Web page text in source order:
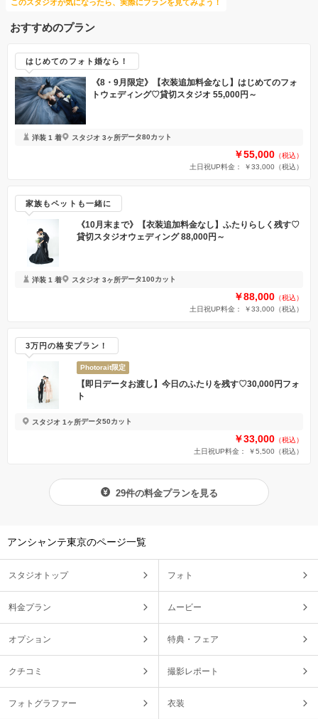
このスタジオが気になったら、実際にプランを見てみよう！
おすすめのプラン
はじめてのフォト婚なら！
《8・9月限定》【衣装追加料金なし】はじめてのフォ
トウェディング♡貸切スタジオ 55,000円～
洋装 1 着 スタジオ 3ヶ所データ80カット
￥55,000 （税込）
土日祝UP料金： ￥33,000 （税込）
家族もペットも一緒に
《10月末まで》【衣装追加料金なし】ふたりらしく残す♡
貸切スタジオウェディング 88,000円～
洋装 1 着 スタジオ 3ヶ所データ100カット
￥88,000 （税込）
土日祝UP料金： ￥33,000 （税込）
3万円の格安プラン！
Photorait限定
【即日データお渡し】今日のふたりを残す♡30,000円フォ
ト
スタジオ 1ヶ所データ50カット
￥33,000 （税込）
土日祝UP料金： ￥5,500 （税込）
29件の料金プランを見る
アンシャンテ東京のページ一覧
スタジオトップ フォト
料金プラン ムービー
オプション 特典・フェア
クチコミ 撮影レポート
フォトグラファー 衣装